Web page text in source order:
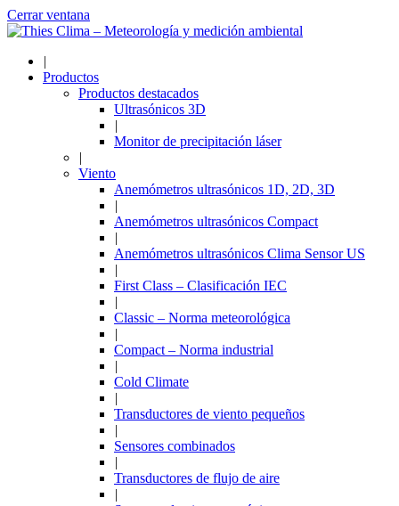
Cerrar ventana
|
Productos
Productos destacados
Ultrasónicos 3D
|
Monitor de precipitación láser
|
Viento
Anemómetros ultrasónicos 1D, 2D, 3D
|
Anemómetros ultrasónicos Compact
|
Anemómetros ultrasónicos Clima Sensor US
|
First Class – Clasificación IEC
|
Classic – Norma meteorológica
|
Compact – Norma industrial
|
Cold Climate
|
Transductores de viento pequeños
|
Sensores combinados
|
Transductores de flujo de aire
|